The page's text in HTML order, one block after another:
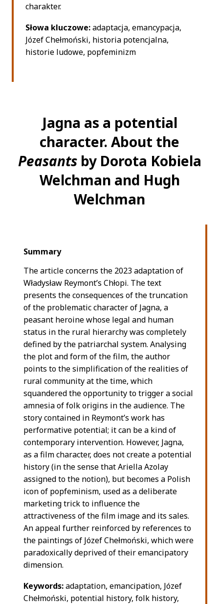
charakter.
Słowa kluczowe:adaptacja, emancypacja,
Józef Chełmoński, historia potencjalna,
historie ludowe, popfeminizm
Jagna as a potential
character. About the
Peasantsby Dorota Kobiela
Welchman and Hugh
Welchman
Summary
The article concerns the 2023 adaptation of
Władysław Reymont’s Chłopi. The text
presents the consequences of the truncation
of the problematic character of Jagna, a
peasant heroine whose legal and human
status in the rural hierarchy was completely
defined by the patriarchal system. Analysing
the plot and form of the film, the author
points to the simplification of the realities of
rural community at the time, which
squandered the opportunity to trigger a social
amnesia of folk origins in the audience. The
story contained in Reymont’s work has
performative potential; it can be a kind of
contemporary intervention. However, Jagna,
as a film character, does not create a potential
history (in the sense that Ariella Azolay
assigned to the notion), but becomes a Polish
icon of popfeminism, used as a deliberate
marketing trick to influence the
attractiveness of the film image and its sales.
An appeal further reinforced by references to
the paintings of Józef Chełmoński, which were
paradoxically deprived of their emancipatory
dimension.
Keywords:adaptation, emancipation, Józef
Chełmoński, potential history, folk history,